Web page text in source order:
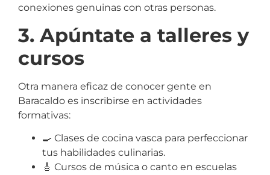
conexiones genuinas con otras personas.
3. Apúntate a talleres y
cursos
Otra manera eficaz de conocer gente en
Baracaldo es inscribirse en actividades
formativas:
🍳 Clases de cocina vasca para perfeccionar
tus habilidades culinarias.
🎸 Cursos de música o canto en escuelas